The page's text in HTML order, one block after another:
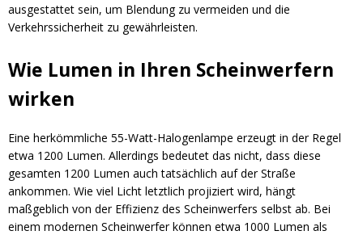
ausgestattet sein, um Blendung zu vermeiden und die
Verkehrssicherheit zu gewährleisten.
Wie Lumen in Ihren Scheinwerfern
wirken
Eine herkömmliche 55-Watt-Halogenlampe erzeugt in der Regel
etwa 1200 Lumen. Allerdings bedeutet das nicht, dass diese
gesamten 1200 Lumen auch tatsächlich auf der Straße
ankommen. Wie viel Licht letztlich projiziert wird, hängt
maßgeblich von der Effizienz des Scheinwerfers selbst ab. Bei
einem modernen Scheinwerfer können etwa 1000 Lumen als